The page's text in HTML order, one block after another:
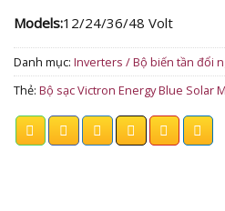
Models:12/24/36/48 Volt
Danh mục: Inverters / Bộ biến tần đổi
Thẻ: Bộ sạc Victron Energy Blue Solar